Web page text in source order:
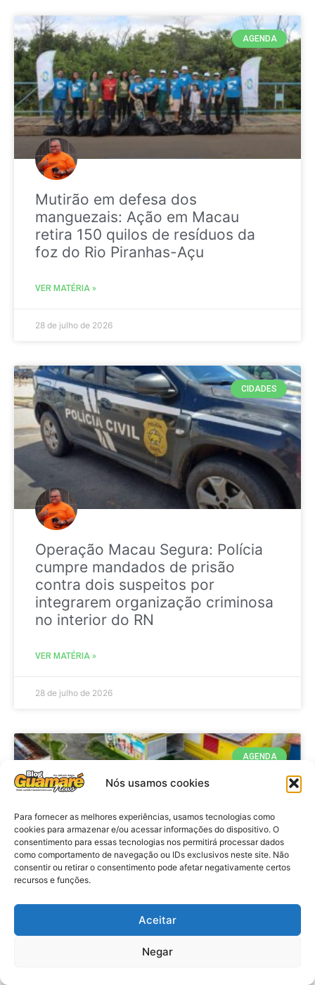
Nós usamos cookies
Para fornecer as melhores experiências, usamos tecnologias como
cookies para armazenar e/ou acessar informações do dispositivo. O
consentimento para essas tecnologias nos permitirá processar dados
como comportamento de navegação ou IDs exclusivos neste site. Não
consentir ou retirar o consentimento pode afetar negativamente certos
recursos e funções.
Aceitar
Negar
AGENDA
Mutirão em defesa dos
manguezais: Ação em Macau
retira 150 quilos de resíduos da
foz do Rio Piranhas-Açu
VER MATÉRIA »
28 de julho de 2026
CIDADES
Operação Macau Segura: Polícia
cumpre mandados de prisão
contra dois suspeitos por
integrarem organização criminosa
no interior do RN
VER MATÉRIA »
28 de julho de 2026
AGENDA
Agenda: 10ª Mostra Pedagógica
da Casa Durval Paiva acontecerá
nesta quarta-feira (29)